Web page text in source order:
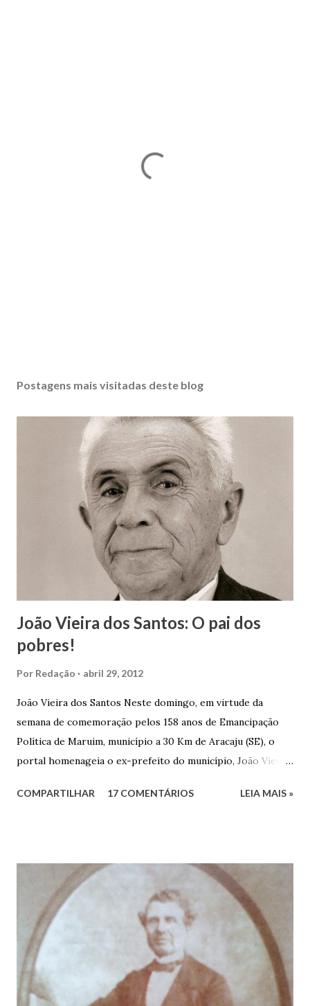
Postagens mais visitadas deste blog
João Vieira dos Santos: O pai dos
pobres!
Por Redação abril 29, 2012
João Vieira dos Santos Neste domingo, em virtude da
semana de comemoração pelos 158 anos de Emancipação
Política de Maruim, município a 30 Km de Aracaju (SE), o
portal homenageia o ex-prefeito do município, João Vieira
Vieira dos Santos e Arlinda Barroso dos Santos, nasceu em
infância pobre, João Vieira não pôde se dedicar aos
estudos, e então passou a colocar o trabalho em primeiro
plano para auxiliar na renda familiar. No comércio foi
garçon, dono de bar, de armarinho e depois de uma
panificação. “Ao contrário de muitos, que renegam suas
raízes e procuram obscurecer seu passado, orgulhava-se
em defender o pão como garçon, tendo incontáveis vezes
COMPARTILHAR 17 COMENTÁRIOS LEIA MAIS »